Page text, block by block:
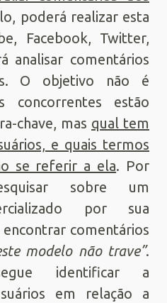
poderá realizar esta
Facebook, Twitter,
analisar comentários
O objetivo não é
concorrentes estão
chave, mas qual tem
e quais termos
se referir a ela. Por
sobre um
por sua
comentários
modelo não trave”.
identificar a
em relação a